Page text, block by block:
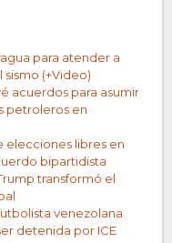
para atender a
(+Video)
acuerdos para asumir
petroleros en
elecciones libres en
bipartidista
transformó el
venezolana
detenida por ICE